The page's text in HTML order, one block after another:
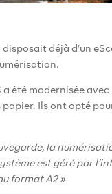
déjà d’un
été modernisée
Ils ont opté
la
est géré par
format A2 »